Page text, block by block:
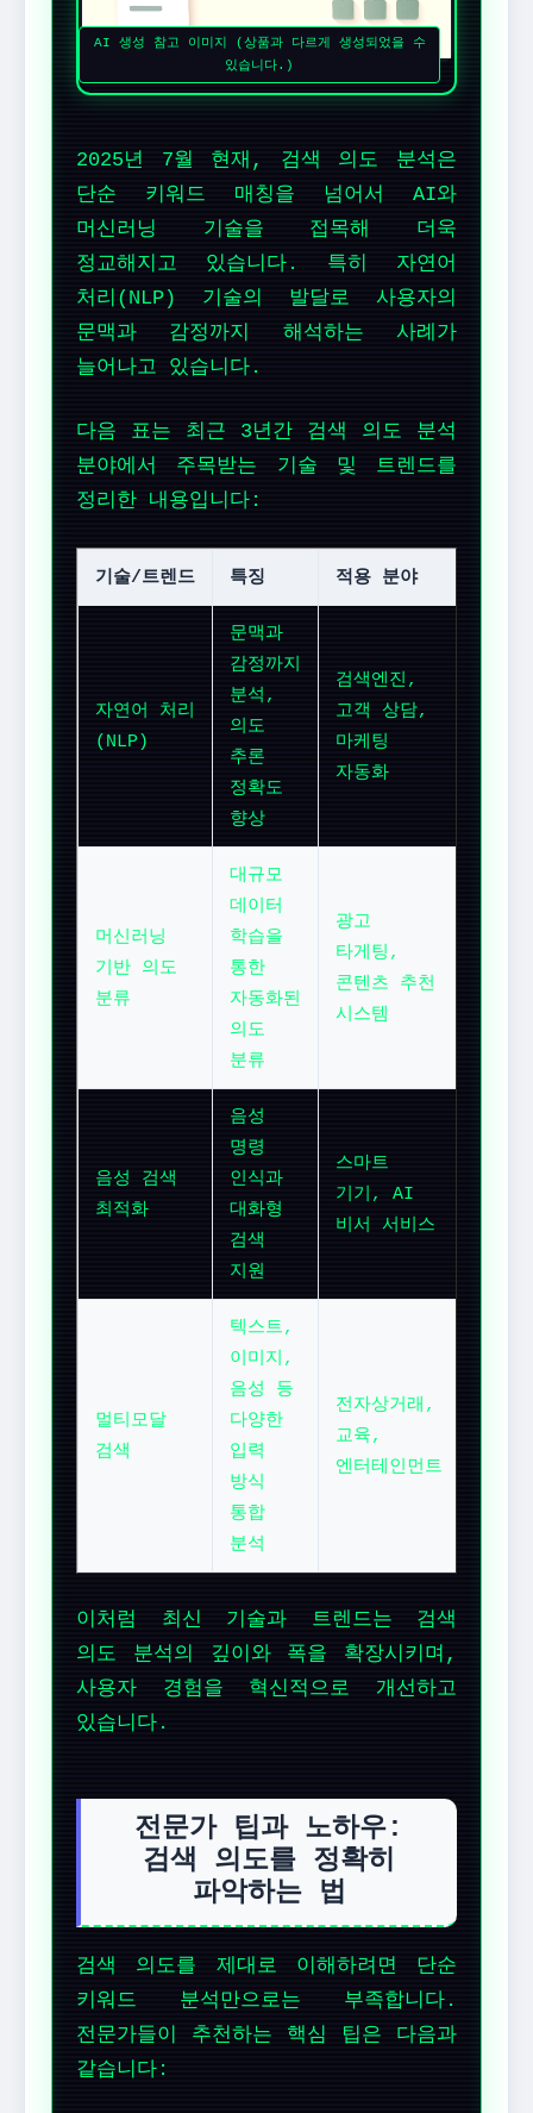
AI 생성 참고 이미지 (상품과 다르게 생성되었을 수
있습니다.)
2025년 7월 현재, 검색 의도 분석은
단순 키워드 매칭을 넘어서 AI와
머신러닝 기술을 접목해 더욱
정교해지고 있습니다. 특히 자연어
처리(NLP) 기술의 발달로 사용자의
문맥과 감정까지 해석하는 사례가
늘어나고 있습니다.
다음 표는 최근 3년간 검색 의도 분석
분야에서 주목받는 기술 및 트렌드를
정리한 내용입니다:
기술/트렌드 특징 적용 분야
자연어 처리
(NLP)
문맥과
감정까지
분석,
의도
추론
정확도
향상
검색엔진,
고객 상담,
마케팅
자동화
머신러닝
기반 의도
분류
대규모
데이터
학습을
통한
자동화된
의도
분류
광고
타게팅,
콘텐츠 추천
시스템
음성 검색
최적화
음성
명령
인식과
대화형
검색
지원
스마트
기기, AI
비서 서비스
멀티모달
검색
텍스트,
이미지,
음성 등
다양한
입력
방식
통합
분석
전자상거래,
교육,
엔터테인먼트
이처럼 최신 기술과 트렌드는 검색
의도 분석의 깊이와 폭을 확장시키며,
사용자 경험을 혁신적으로 개선하고
있습니다.
전문가 팁과 노하우:
검색 의도를 정확히
파악하는 법
검색 의도를 제대로 이해하려면 단순
키워드 분석만으로는 부족합니다.
전문가들이 추천하는 핵심 팁은 다음과
같습니다: